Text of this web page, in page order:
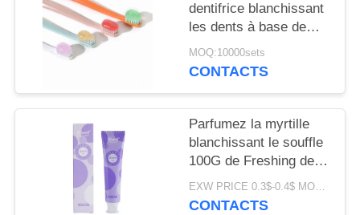
MATIÈRE
DE
PRIVÉE
dentifrice blanchissant
les dents à base de
plantes et de fruits
pour tous les âges
MOQ:10000sets
CONTACTS
Parfumez la myrtille
blanchissant le souffle
100G de Freshing de
pâte dentifrice de
saveur de fruit
EXW PRICE 0.3$-0.4$ MOQ:500pcs-30000pcs
CONTACTS